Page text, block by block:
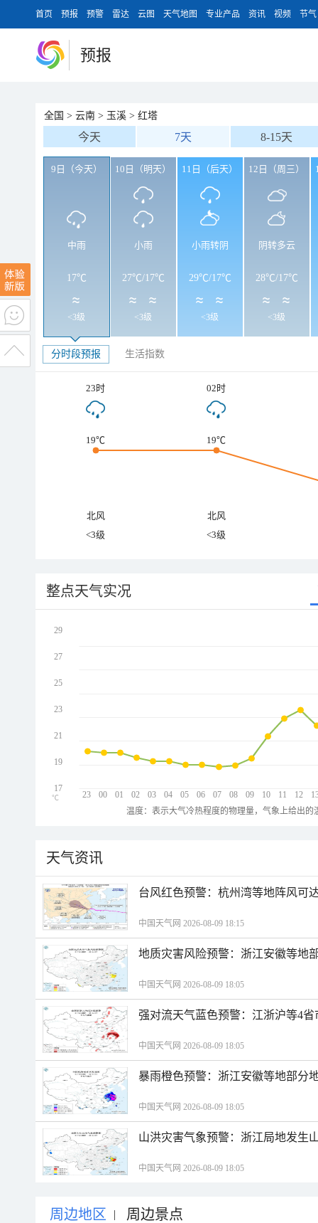
首页 预报 预警 雷达 云图 天气地图 专业产品 资讯 视频 节气
预报
全国 > 云南 > 玉溪 > 红塔
今天 7天 8-15天
9日（今天）
中雨
17℃
<3级
10日（明天）
小雨
27℃/17℃
<3级
11日（后天）
小雨转阴
29℃/17℃
<3级
12日（周三）
阴转多云
28℃/17℃
<3级
分时段预报 生活指数
23时 02时
19℃ 19℃
北风
北风
<3级
<3级
整点天气实况
23 00 01 02 03 04 05 06 07 08 09 10 11 12
29
27
25
23
21
19
17
℃
温度：表示大气冷热程度的物理量，气象上给出
天气资讯
台风红色预警：杭州湾等地阵风可
中国天气网 2026-08-09 18:15
地质灾害风险预警：浙江安徽等地
中国天气网 2026-08-09 18:05
强对流天气蓝色预警：江浙沪等4
中国天气网 2026-08-09 18:05
暴雨橙色预警：浙江安徽等地部分
中国天气网 2026-08-09 18:05
山洪灾害气象预警：浙江局地发生
中国天气网 2026-08-09 18:05
周边地区 | 周边景点